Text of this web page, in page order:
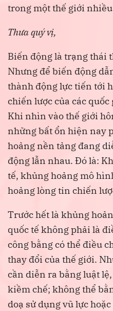
trong một thế giới
Thưa quý vị,
Biến động là trạng thái
Nhưng để biến động
thành động lực tiến tới
chiến lược của các
Khi nhìn vào thế giới
những bất ổn hiện nay
hoảng nền tảng đang
động lẫn nhau. Đó là:
tế, khủng hoảng mô
hoảng lòng tin chiến
Trước hết là khủng
quốc tế không phải là
công bằng có thể điều
thay đổi của thế giới.
cần diễn ra bằng luật
kiềm chế; không thể
doạ sử dụng vũ lực